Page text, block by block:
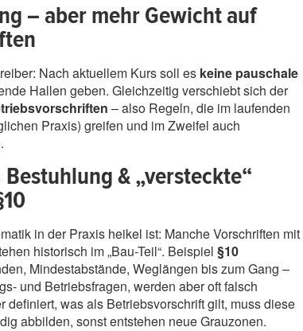
– aber mehr Gewicht auf
Nach aktuellem Kurs soll es keine pauschale
Hallen geben. Gleichzeitig verschiebt sich der
– also Regeln, die im laufenden
Praxis) greifen und im Zweifel auch
& „versteckte“
in der Praxis heikel ist: Manche Vorschriften mit
historisch im „Bau-Teil“. Beispiel §10
Mindestabstände, Weglängen bis zum Gang –
und Betriebsfragen, werden aber oft falsch
definiert, was als Betriebsvorschrift gilt, muss diese
abbilden, sonst entstehen neue Grauzonen.